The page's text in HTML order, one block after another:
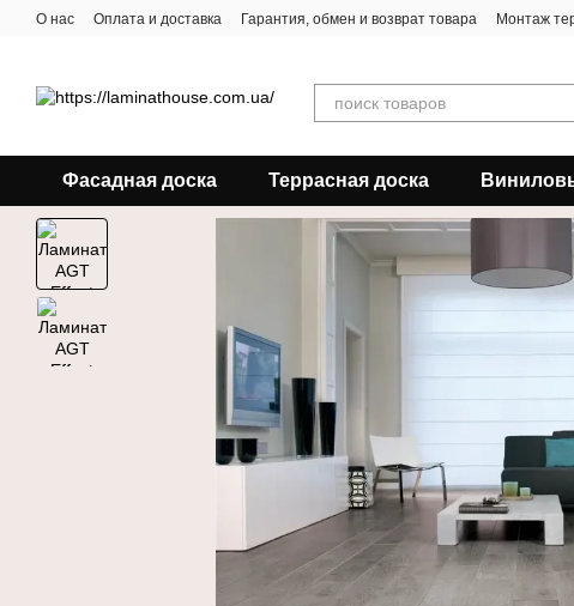
Перейти к основному контенту
О нас Оплата и доставка Гарантия, обмен и возврат товара Монтаж
Фасадная доска Террасная доска